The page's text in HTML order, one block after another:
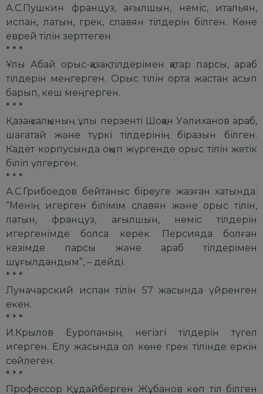
А.С.Пушкин француз, ағылшын, неміс, итальян,
испан, латын, грек, славян тілдерін білген. Көне
еврей тілін зерттеген.
* * *
Ұлы Абай орыс-қазақ тілдерімен қатар парсы, араб
тілдерін меңгерген. Орыс тілін орта жастан асып
барып, кеш меңгерген.
* * *
Қазақ халқының ұлы перзенті Шоқан Уәлиханов араб,
шағатай және түркі тілдерінің біразын білген.
Кадет корпусында оқып жүргенде орыс тілін жетік
біліп үлгерген.
* * *
А.С.Грибоедов бейтаныс біреуге жазған хатында:
“Менің игерген білімім славян және орыс тілін,
латын, француз, ағылшын, неміс тілдерін
игергенімде болса керек. Персияда болған
кезімде парсы және араб тілдерімен
шұғылдандым”, – дейді.
* * *
Луначарский испан тілін 57 жасында үйренген
екен.
* * *
И.Крылов Еуропаның негізгі тілдерін түгел
игерген. Елу жасында ол көне грек тілінде еркін
сөйлеген.
* * *
Профессор Құдайберген Жұбанов көп тіл білген